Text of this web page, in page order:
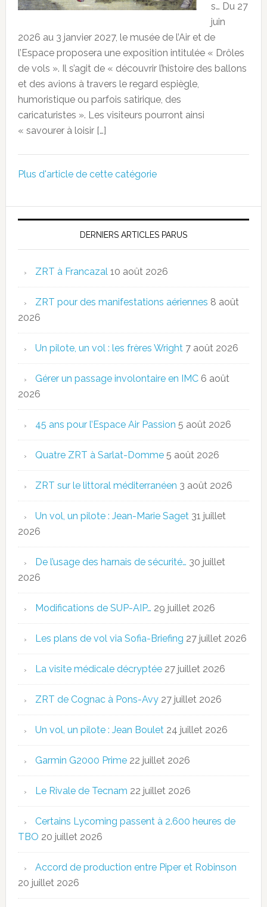
s… Du 27
juin
2026 au 3 janvier 2027, le musée de l’Air et de
l’Espace proposera une exposition intitulée « Drôles
de vols ». Il s’agit de « découvrir l’histoire des ballons
et des avions à travers le regard espiègle,
humoristique ou parfois satirique, des
caricaturistes ». Les visiteurs pourront ainsi
« savourer à loisir […]
Plus d'article de cette catégorie
DERNIERS ARTICLES PARUS
ZRT à Francazal 10 août 2026
ZRT pour des manifestations aériennes 8 août
2026
Un pilote, un vol : les frères Wright 7 août 2026
Gérer un passage involontaire en IMC 6 août
2026
45 ans pour l’Espace Air Passion 5 août 2026
Quatre ZRT à Sarlat-Domme 5 août 2026
ZRT sur le littoral méditerranéen 3 août 2026
Un vol, un pilote : Jean-Marie Saget 31 juillet
2026
De l’usage des harnais de sécurité… 30 juillet
2026
Modifications de SUP-AIP… 29 juillet 2026
Les plans de vol via Sofia-Briefing 27 juillet 2026
La visite médicale décryptée 27 juillet 2026
ZRT de Cognac à Pons-Avy 27 juillet 2026
Un vol, un pilote : Jean Boulet 24 juillet 2026
Garmin G2000 Prime 22 juillet 2026
Le Rivale de Tecnam 22 juillet 2026
Certains Lycoming passent à 2.600 heures de
TBO 20 juillet 2026
Accord de production entre Piper et Robinson
20 juillet 2026